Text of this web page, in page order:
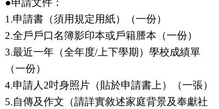
1.申請書（須用規定用紙）（一份）
2.全戶戶口名簿影印本或戶籍謄本（一份）
3.最近一年（全年度/ 上下學期）學校成績單
（一份）
4.申請人 2吋身照片（貼於申請書上）（一張）
5.自傳及作文（請詳實敘述家庭背景及奉獻社